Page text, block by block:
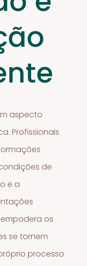
aspecto
Profissionais
de
e a
os
se tornem
processo